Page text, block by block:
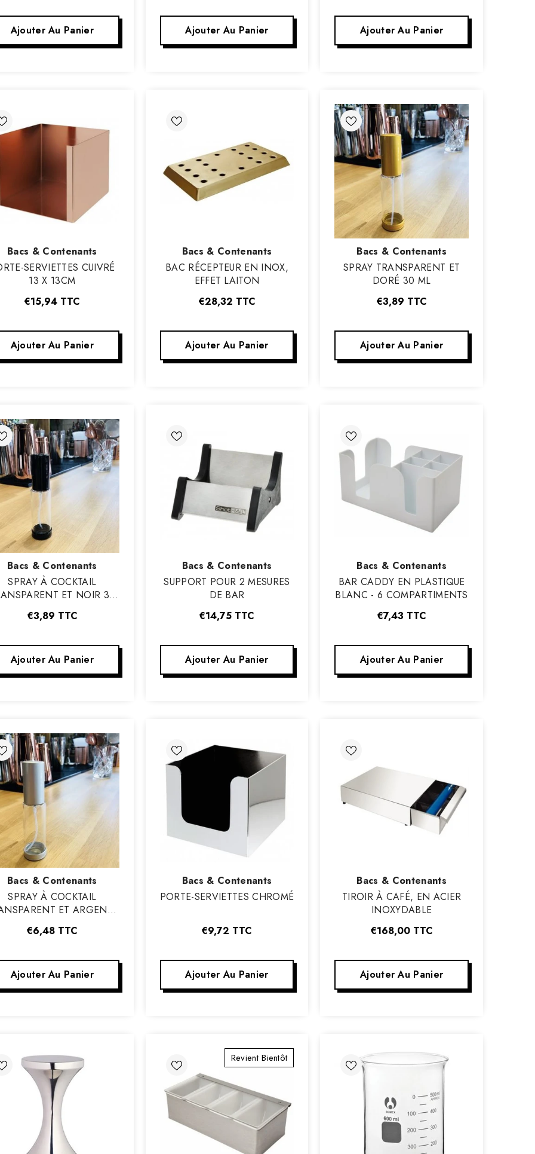
Ajouter Au Panier Ajouter Au Panier Ajouter Au Panier
Vendeur
:
Bacs & Contenants
SERVIETTES CUIVRÉ
13 X 13CM
€15,94 TTC
Ajouter Au Panier
Vendeur
:
Bacs & Contenants
BAC RÉCEPTEUR EN INOX,
EFFET LAITON
€28,32 TTC
Ajouter Au Panier
Vendeur
:
Bacs & Contenants
SPRAY TRANSPARENT ET
DORÉ 30 ML
€3,89 TTC
Ajouter Au Panier
Vendeur
:
Bacs & Contenants
SPRAY À COCKTAIL
ET NOIR 30
€3,89 TTC
Ajouter Au Panier
Vendeur
:
Bacs & Contenants
SUPPORT POUR 2 MESURES
DE BAR
€14,75 TTC
Ajouter Au Panier
Vendeur
:
Bacs & Contenants
BAR CADDY EN PLASTIQUE
BLANC - 6 COMPARTIMENTS
€7,43 TTC
Ajouter Au Panier
Vendeur
:
Bacs & Contenants
SPRAY À COCKTAIL
ET ARGENTÉ
€6,48 TTC
Ajouter Au Panier
Vendeur
:
Bacs & Contenants
PORTE-SERVIETTES CHROMÉ
€9,72 TTC
Ajouter Au Panier
Vendeur
:
Bacs & Contenants
TIROIR À CAFÉ, EN ACIER
INOXYDABLE
€168,00 TTC
Ajouter Au Panier
Revient Bientôt